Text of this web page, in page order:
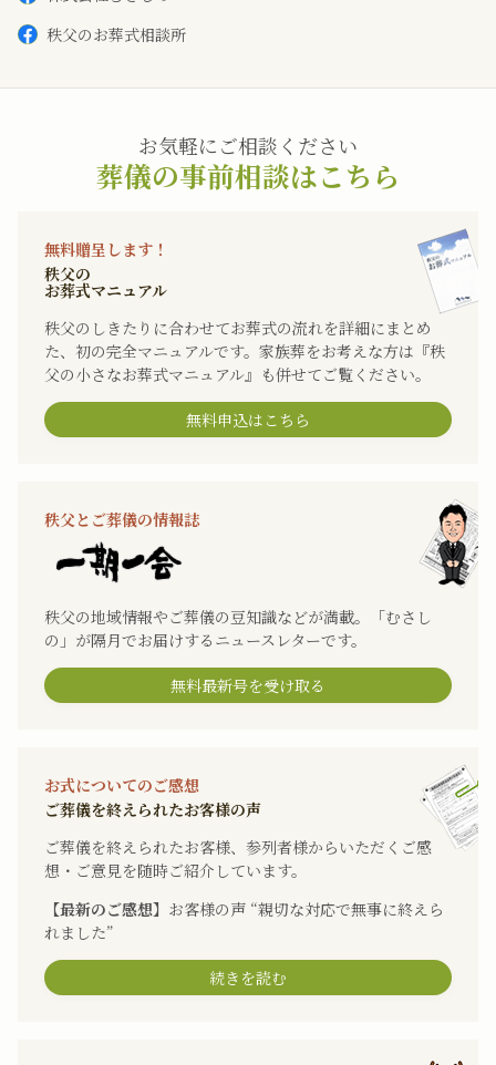
秩父のお葬式相談所
お気軽にご相談ください
葬儀の事前相談はこちら
無料贈呈します！
秩父の
お葬式マニュアル
秩父のしきたりに合わせてお葬式の流れを詳細にまとめ
た、初の完全マニュアルです。家族葬をお考えな方は『秩
父の小さなお葬式マニュアル』も併せてご覧ください。
無料申込はこちら
秩父とご葬儀の情報誌
秩父の地域情報やご葬儀の豆知識などが満載。「むさし
の」が隔月でお届けするニュースレターです。
無料最新号を受け取る
お式についてのご感想
ご葬儀を終えられたお客様の声
ご葬儀を終えられたお客様、参列者様からいただくご感
想・ご意見を随時ご紹介しています。
【最新のご感想】 お客様の声 “親切な対応で無事に終えら
れました”
続きを読む